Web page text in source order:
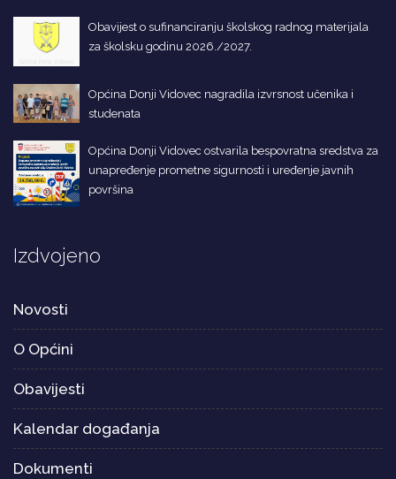
Obavijest o sufinanciranju školskog radnog materijala
za školsku godinu 2026./2027.
Općina Donji Vidovec nagradila izvrsnost učenika i
studenata
Općina Donji Vidovec ostvarila bespovratna sredstva za
unapređenje prometne sigurnosti i uređenje javnih
površina
Izdvojeno
Novosti
O Općini
Obavijesti
Kalendar događanja
Dokumenti